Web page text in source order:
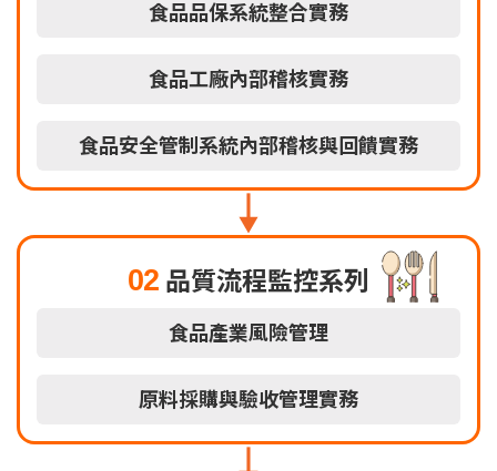
食品品保系統整合實務
食品工廠內部稽核實務
食品安全管制系統內部稽核與回饋實務
02 品質流程監控系列
食品產業風險管理
原料採購與驗收管理實務